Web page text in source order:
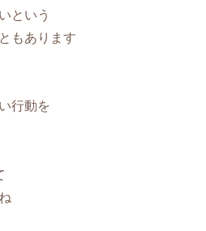
という
もあります
行動を